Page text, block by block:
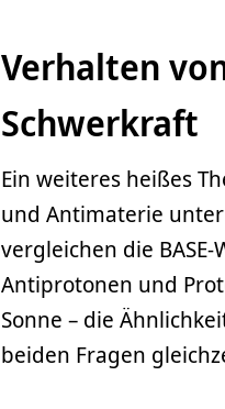
Verhalten
Schwerkraft
Ein weiteres heißes
und Antimaterie
vergleichen die
Antiprotonen und
Sonne – die
beiden Fragen